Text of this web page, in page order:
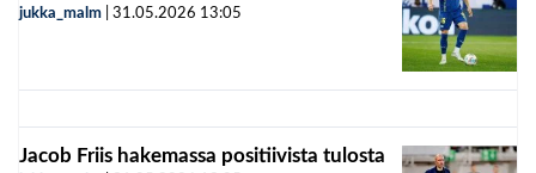
jukka_malm 31.05.2026 13:05
Jacob Friis hakemassa positiivista tulosta